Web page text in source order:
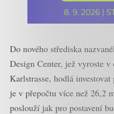
Do nového střediska
Design Center, jež vyroste
Karlstrasse, hodlá
je v přepočtu více než 26,2
poslouží jak pro postavení